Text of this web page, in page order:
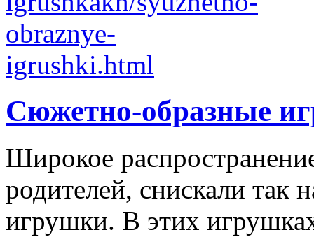
Сюжетно-образные
Широкое
родителей, снискали так
игрушки. В этих